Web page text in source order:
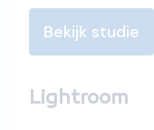
Fotografie leer
en technieken
maken. Of je
actie gaat,
verlengstuk
Bekijk studie
Lightroom